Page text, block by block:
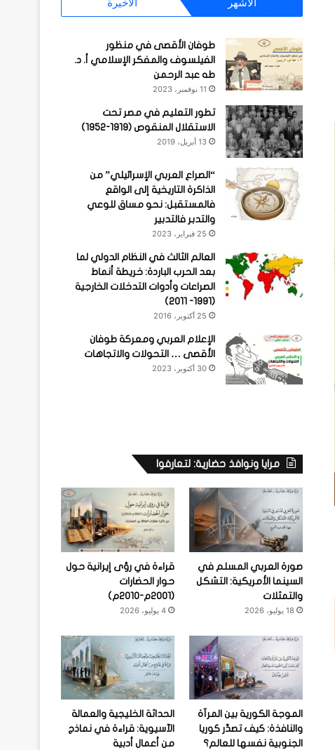
الأشهر الأخيرة
طوفان الأقصى في منظور
الفيلسوف والمفكر الإسلامي أ. د.
طه عبد الرحمن
11 نوفمبر، 2023
تطور التعليم في مصر تحت
الاستقلال المنقوص (1919-1952)
13 أبريل، 2019
“الصراع العربي الإسرائيلي” من
الذاكرة التاريخية إلى الواقع
فالمستقبل: نحو مساق للوعي
والتدبر فالتدبير
25 فبراير، 2023
العالم الثالث في النظام الدولي لما
بعد الحرب الباردة: خريطة أنماط
الصراعات وأدوات التدخلات الخارجية
(1991- 2011)
25 أكتوبر، 2016
الإعلام العربي ومعركة طوفان
الأقصى … التحولات والاتجاهات
30 أكتوبر، 2023
مرايا ونوافذ حضارية: لتعارفوا
صورة العربي المسلم في
السينما الأمريكية: التشكل
والتمثلات
18 يوليو، 2026
قراءة في رؤى إيرانية حول
حوار الحضارات
(2001م-2010م)
4 يوليو، 2026
الموجة الكورية بين المرآة
والنافذة: كيف تصدِّر كوريا
الجنوبية نفسها للعالم؟
الحداثة الخليجية والعمالة
الآسيوية: قراءة في نماذج
من أعمال أدبية